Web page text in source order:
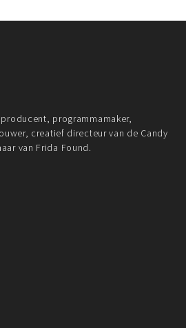
programmamaker,
creatief directeur van de Candy
van Frida Found.